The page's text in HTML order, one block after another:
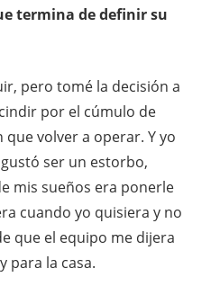
termina de definir su
pero tomé la decisión a
por el cúmulo de
volver a operar. Y yo
ser un estorbo,
mis sueños era ponerle
cuando yo quisiera y no
que el equipo me dijera
para la casa.